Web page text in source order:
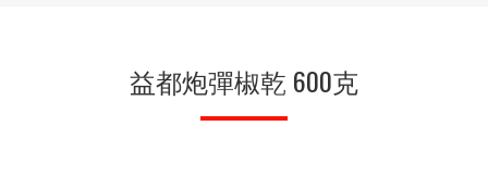
益都炮彈椒乾 600克